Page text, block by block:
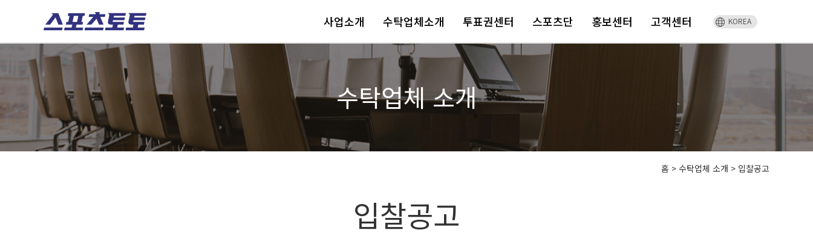
사업소개 수탁업체소개 투표권센터 스포츠단 홍보센터 고객센터 KOREA
수탁업체 소개
홈 > 수탁업체 소개 > 입찰공고
입찰공고